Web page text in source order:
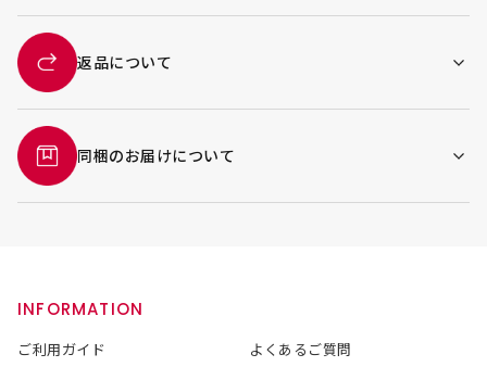
返品について
同梱のお届けについて
INFORMATION
ご利用ガイド
よくあるご質問